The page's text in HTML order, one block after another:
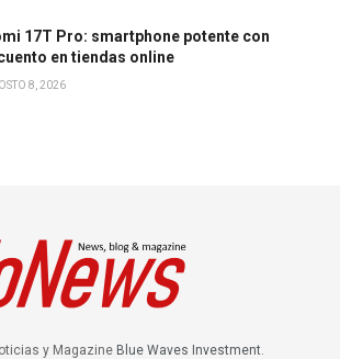
17T Pro: smartphone potente con
en tiendas online
8, 2026
y Magazine Blue Waves Investment.